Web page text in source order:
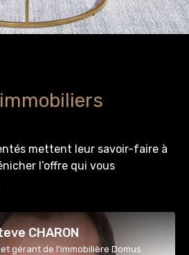
mettent leur savoir-faire à
l’offre qui vous
CHARON
gérant de l'immobilière Domus